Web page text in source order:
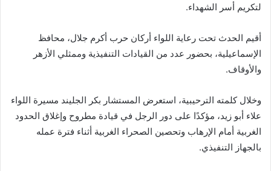
لتكريم أسر الشهداء.
أقيم الحدث تحت رعاية اللواء أركان حرب أكرم جلال، محافظ
الإسماعيلية، بحضور عدد من القيادات التنفيذية وممثلي الأزهر
والأوقاف.
وخلال كلمته الترحيبية، استعرض المستشار بكر الجليند مسيرة اللواء
علاء أبو زيد، مؤكدًا على دور الرجل في قيادة مطروح وإغلاق الحدود
الغربية أمام الإرهاب وتحصين الصحراء الغربية أثناء فترة عمله
بالجهاز التنفيذي.